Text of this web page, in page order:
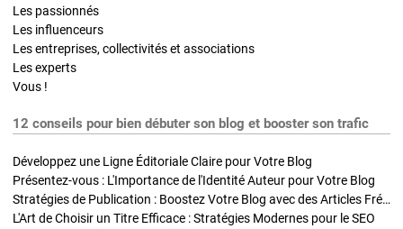
Les passionnés
Les influenceurs
Les entreprises, collectivités et associations
Les experts
Vous !
12 conseils pour bien débuter son blog et booster son trafic
Développez une Ligne Éditoriale Claire pour Votre Blog
Présentez-vous : L'Importance de l'Identité Auteur pour Votre Blog
Stratégies de Publication : Boostez Votre Blog avec des Articles Fréquents et Exclusifs
L'Art de Choisir un Titre Efficace : Stratégies Modernes pour le SEO